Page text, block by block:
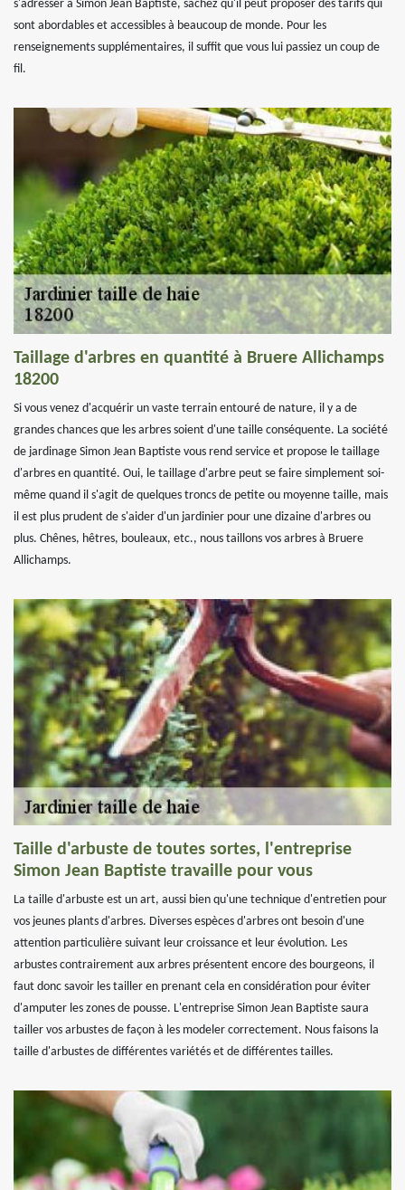
s'adresser à Simon Jean Baptiste, sachez qu'il peut proposer des tarifs qui
sont abordables et accessibles à beaucoup de monde. Pour les
renseignements supplémentaires, il suffit que vous lui passiez un coup de
fil.
Taillage d'arbres en quantité à Bruere Allichamps
18200
Si vous venez d'acquérir un vaste terrain entouré de nature, il y a de
grandes chances que les arbres soient d'une taille conséquente. La société
de jardinage Simon Jean Baptiste vous rend service et propose le taillage
d'arbres en quantité. Oui, le taillage d'arbre peut se faire simplement soi-
même quand il s'agit de quelques troncs de petite ou moyenne taille, mais
il est plus prudent de s'aider d'un jardinier pour une dizaine d'arbres ou
plus. Chênes, hêtres, bouleaux, etc., nous taillons vos arbres à Bruere
Allichamps.
Taille d'arbuste de toutes sortes, l'entreprise
Simon Jean Baptiste travaille pour vous
La taille d'arbuste est un art, aussi bien qu'une technique d'entretien pour
vos jeunes plants d'arbres. Diverses espèces d'arbres ont besoin d'une
attention particulière suivant leur croissance et leur évolution. Les
arbustes contrairement aux arbres présentent encore des bourgeons, il
faut donc savoir les tailler en prenant cela en considération pour éviter
d'amputer les zones de pousse. L'entreprise Simon Jean Baptiste saura
tailler vos arbustes de façon à les modeler correctement. Nous faisons la
taille d'arbustes de différentes variétés et de différentes tailles.